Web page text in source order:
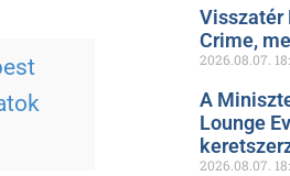
Visszatér
Crime,
2026.08.07.
A
Lounge
2026.08.07.